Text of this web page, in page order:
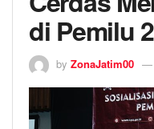
di Pemilu
by ZonaJatim00